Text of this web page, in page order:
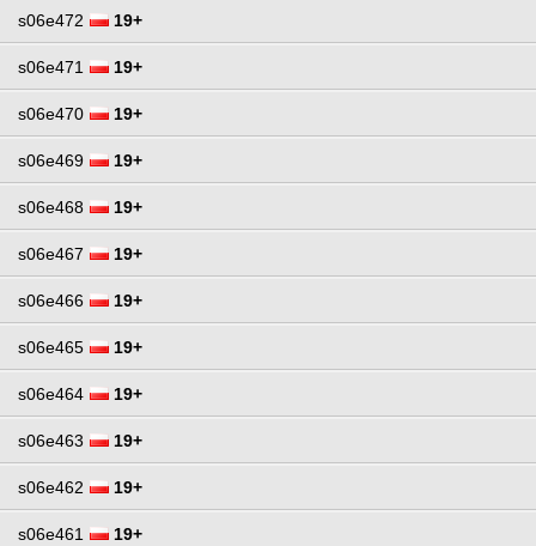
s06e472 19+
s06e471 19+
s06e470 19+
s06e469 19+
s06e468 19+
s06e467 19+
s06e466 19+
s06e465 19+
s06e464 19+
s06e463 19+
s06e462 19+
s06e461 19+